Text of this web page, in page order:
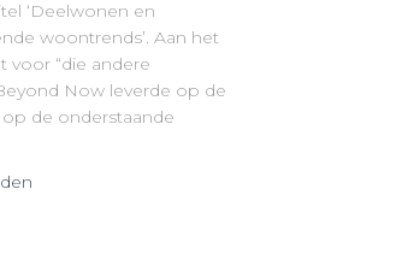
‘Deelwonen en
woontrends’. Aan het
voor “die andere
Now leverde op de
de onderstaande